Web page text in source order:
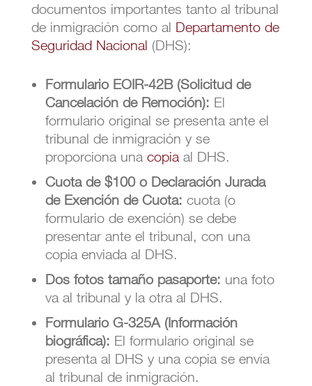
documentos importantes tanto al tribunal
de inmigración como al Departamento de
Seguridad Nacional (DHS):
Formulario EOIR-42B (Solicitud de
Cancelación de Remoción): El
formulario original se presenta ante el
tribunal de inmigración y se
proporciona una copiaal DHS.
Cuota de $100 o Declaración Jurada
de Exención de Cuota: cuota (o
formulario de exención) se debe
presentar ante el tribunal, con una
copia enviada al DHS.
Dos fotos tamaño pasaporte: una foto
va al tribunal y la otra al DHS.
Formulario G-325A (Información
biográfica): El formulario original se
presenta al DHS y una copia se envía
al tribunal de inmigración.